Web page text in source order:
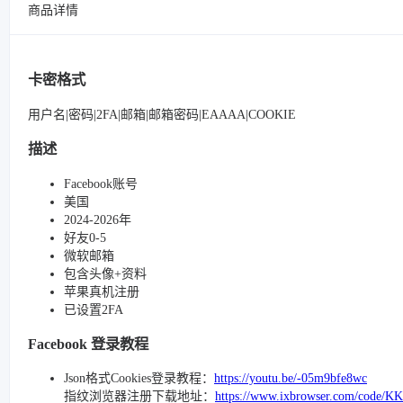
商品详情
卡密格式
用户名|密码|2FA|邮箱|邮箱密码|EAAAA|COOKIE
描述
Facebook账号
美国
2024-2026年
好友0-5
微软邮箱
包含头像+资料
苹果真机注册
已设置2FA
Facebook 登录教程
Json格式Cookies登录教程： https://youtu.be/-05m9bfe8wc
指纹浏览器注册下载地址： https://www.ixbrowser.com/code/